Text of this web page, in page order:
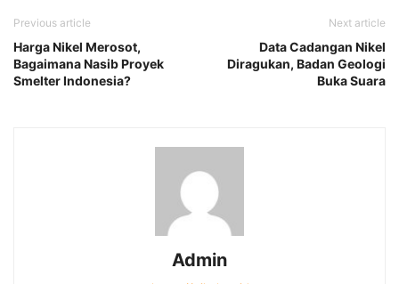
Previous article
Harga Nikel Merosot,
Bagaimana Nasib Proyek
Smelter Indonesia?
Next article
Data Cadangan Nikel
Diragukan, Badan Geologi
Buka Suara
Admin